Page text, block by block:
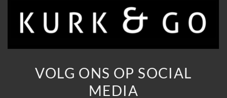
VOLG ONS OP SOCIAL
MEDIA